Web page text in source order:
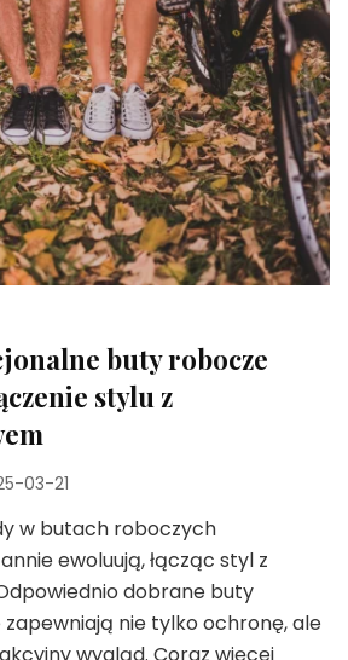
buty robocze
stylu z
03-21
w butach roboczych
ewoluują, łącząc styl z
dobrane buty
nie tylko ochronę, ale